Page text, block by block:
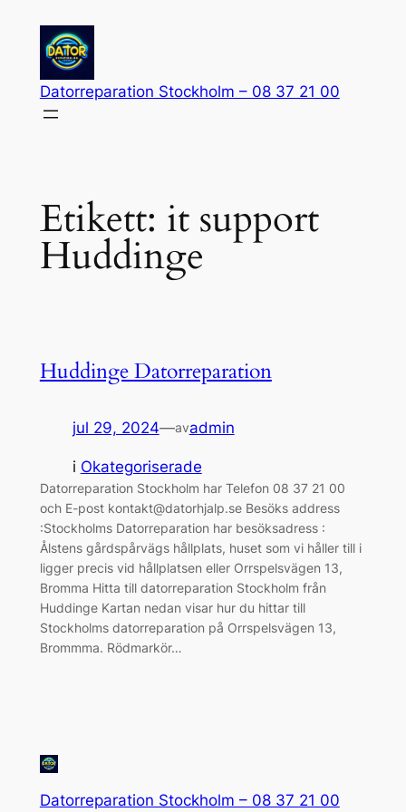
innehåll
Datorreparation Stockholm – 08 37 21 00
Etikett: it support
Huddinge
Huddinge Datorreparation
jul 29, 2024—avadmin
i Okategoriserade
Datorreparation Stockholm har Telefon 08 37 21 00
och E-post kontakt@datorhjalp.se Besöks address
:Stockholms Datorreparation har besöksadress :
Ålstens gårdspårvägs hållplats, huset som vi håller till i
ligger precis vid hållplatsen eller Orrspelsvägen 13,
Bromma Hitta till datorreparation Stockholm från
Huddinge Kartan nedan visar hur du hittar till
Stockholms datorreparation på Orrspelsvägen 13,
Brommma. Rödmarkör…
Datorreparation Stockholm – 08 37 21 00